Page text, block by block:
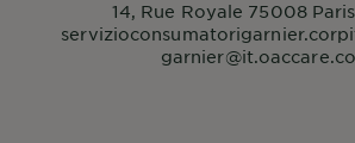
14, Rue Royale 75008